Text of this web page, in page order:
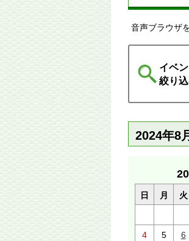
音声ブラウザ
イベ
絞り
2024年8
日 月 火
4 5 6